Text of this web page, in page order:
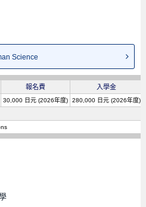
Science
報名費 入學金
30,000 日元 (2026年度) 280,000 日元 (2026年度)